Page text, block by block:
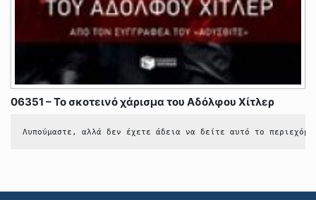
06351 – Το σκοτεινό χάρισμα του Αδόλφου Χίτλερ
Λυπούμαστε, αλλά δεν έχετε άδεια να δείτε αυτό το